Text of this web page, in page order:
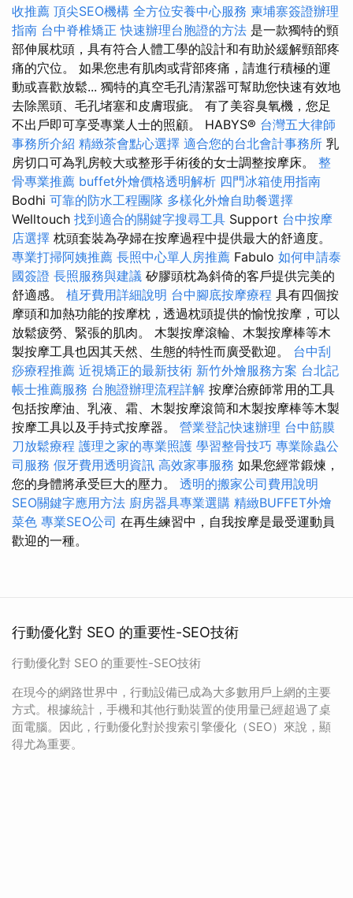
收推薦 頂尖SEO機構 全方位安養中心服務 柬埔寨簽證辦理
指南 台中脊椎矯正快速辦理台胞證的方法 是一款獨特的頸
部伸展枕頭，具有符合人體工學的設計和有助於緩解頸部疼
痛的穴位。 如果您患有肌肉或背部疼痛，請進行積極的運
動或喜歡放鬆... 獨特的真空毛孔清潔器可幫助您快速有效地
去除黑頭、毛孔堵塞和皮膚瑕疵。 有了美容臭氧機，您足
不出戶即可享受專業人士的照顧。 HABYS® 台灣五大律師
事務所介紹 精緻茶會點心選擇 適合您的台北會計事務所 乳
房切口可為乳房較大或整形手術後的女士調整按摩床。 整
骨專業推薦 buffet外燴價格透明解析 四門冰箱使用指南
Bodhi 可靠的防水工程團隊 多樣化外燴自助餐選擇
Welltouch 找到適合的關鍵字搜尋工具 Support 台中按摩
店選擇 枕頭套裝為孕婦在按摩過程中提供最大的舒適度。
專業打掃阿姨推薦 長照中心單人房推薦 Fabulo 如何申請泰
國簽證 長照服務與建議 矽膠頭枕為斜倚的客戶提供完美的
舒適感。 植牙費用詳細說明 台中腳底按摩療程 具有四個按
摩頭和加熱功能的按摩枕，透過枕頭提供的愉悅按摩，可以
放鬆疲勞、緊張的肌肉。 木製按摩滾輪、木製按摩棒等木
製按摩工具也因其天然、生態的特性而廣受歡迎。 台中刮
痧療程推薦 近視矯正的最新技術 新竹外燴服務方案 台北記
帳士推薦服務 台胞證辦理流程詳解 按摩治療師常用的工具
包括按摩油、乳液、霜、木製按摩滾筒和木製按摩棒等木製
按摩工具以及手持式按摩器。 營業登記快速辦理 台中筋膜
刀放鬆療程 護理之家的專業照護 學習整骨技巧 專業除蟲公
司服務 假牙費用透明資訊 高效家事服務 如果您經常鍛煉，
您的身體將承受巨大的壓力。 透明的搬家公司費用說明
SEO關鍵字應用方法 廚房器具專業選購 精緻BUFFET外燴
菜色 專業SEO公司 在再生練習中，自我按摩是最受運動員
歡迎的一種。
行動優化對 SEO 的重要性-SEO技術
行動優化對 SEO 的重要性-SEO技術
在現今的網路世界中，行動設備已成為大多數用戶上網的主要
方式。根據統計，手機和其他行動裝置的使用量已經超過了桌
面電腦。因此，行動優化對於搜索引擎優化（SEO）來說，顯
得尤為重要。